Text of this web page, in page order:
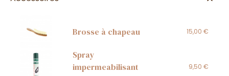
Brosse à chapeau 15,00 €
Spray
impermeabilisant
9,50 €